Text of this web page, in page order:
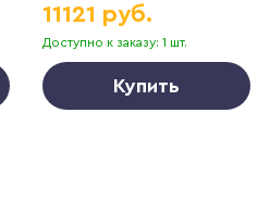
Доступно к заказу: 1 шт.
11121 руб.
Купить